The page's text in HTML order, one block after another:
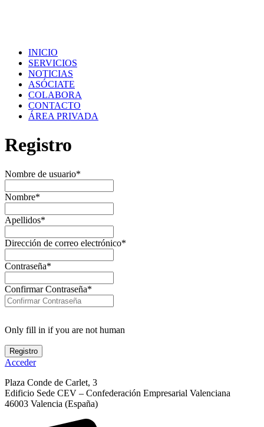
INICIO
SERVICIOS
NOTICIAS
ASÓCIATE
COLABORA
CONTACTO
ÁREA PRIVADA
Registro
Nombre de usuario*
Nombre*
Apellidos*
Dirección de correo electrónico*
Contraseña*
Confirmar Contraseña*
Only fill in if you are not human
Acceder
Plaza Conde de Carlet, 3
Edificio Sede CEV – Confederación Empresarial Valenciana
46003 Valencia (España)